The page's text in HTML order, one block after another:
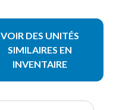
VOIR DES UNITÉS
SIMILAIRES EN
INVENTAIRE